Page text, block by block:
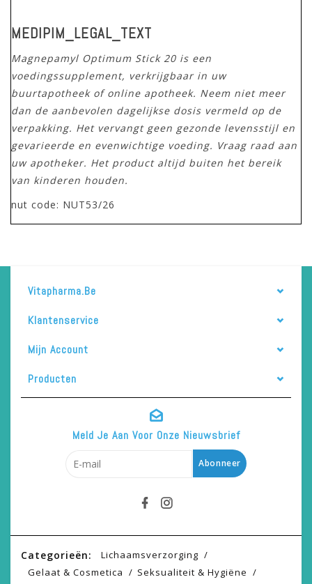
MEDIPIM_LEGAL_TEXT
Magnepamyl Optimum Stick 20 is een
voedingssupplement, verkrijgbaar in uw
buurtapotheek of online apotheek. Neem niet meer
dan de aanbevolen dagelijkse dosis vermeld op de
verpakking. Het vervangt geen gezonde levensstijl en
gevarieerde en evenwichtige voeding. Vraag raad aan
uw apotheker. Het product altijd buiten het bereik
van kinderen houden.
nut code: NUT53/26
Vitapharma.be
Klantenservice
Mijn Account
Producten
Meld Je Aan Voor Onze Nieuwsbrief
Abonneer
Categorieën:
Lichaamsverzorging
Gelaat & Cosmetica
Seksualiteit & Hygiëne